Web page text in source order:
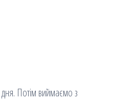
Потім виймаємо з